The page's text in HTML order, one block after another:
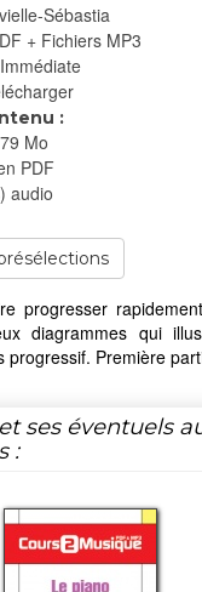
Sébastia
+ Fichiers MP3
Immédiate
:
Mo
PDF
audio
progresser
diagrammes qui
progressif. Première
ses éventuels
: